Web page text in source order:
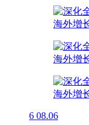
6 08.06